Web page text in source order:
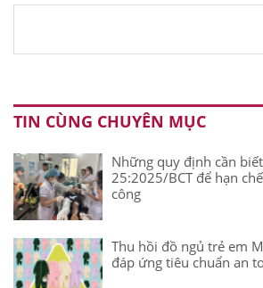
TIN CÙNG CHUYÊN MỤC
Những quy định cần
25:2025/BCT để hạn
công
Thu hồi đồ ngủ trẻ em
đáp ứng tiêu chuẩn an